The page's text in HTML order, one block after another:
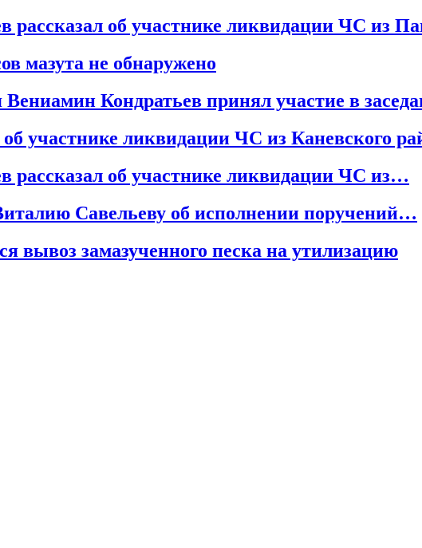
рассказал об участнике ликвидации ЧС из
мазута не обнаружено
Вениамин Кондратьев принял участие в
участнике ликвидации ЧС из Каневского
рассказал об участнике ликвидации ЧС из…
Савельеву об исполнении поручений…
вывоз замазученного песка на утилизацию